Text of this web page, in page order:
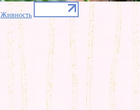
Живность